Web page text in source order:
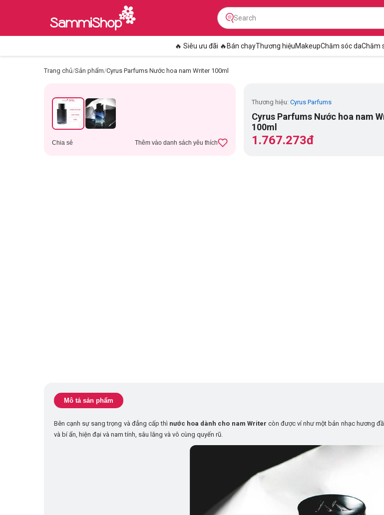
🔥 Siêu ưu đãi 🔥 Bán chạyThương hiệuMakeupChăm sóc daChăm
Trang chủ/Sản phẩm/Cyrus Parfums Nước hoa nam Writer 100ml
Chia sẻ Thêm vào danh sách yêu thích
Thương hiệu: Cyrus Parfums
Cyrus Parfums Nước hoa nam
100ml
1.767.273đ
Mô tả sản phẩm
Bên cạnh sự sang trọng và đẳng cấp thì nước hoa dành cho nam Writer còn được ví như một bản nhạc hương
và bí ẩn, hiện đại và nam tính, sâu lắng và vô cùng quyến rũ.